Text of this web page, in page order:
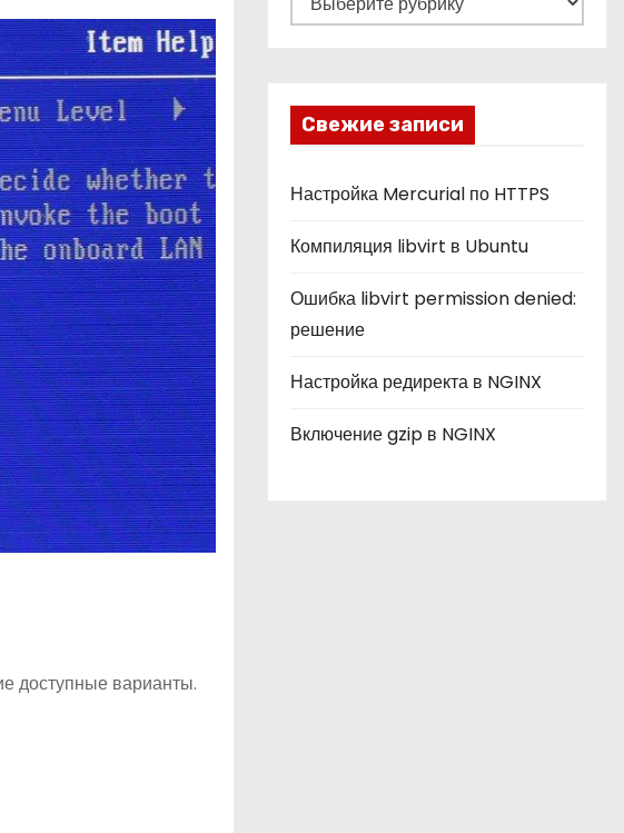
доступные варианты.
у
к
и
Свежие записи
Настройка Mercurial по HTTPS
Компиляция libvirt в Ubuntu
Ошибка libvirt permission denied:
решение
Настройка редиректа в NGINX
Включение gzip в NGINX